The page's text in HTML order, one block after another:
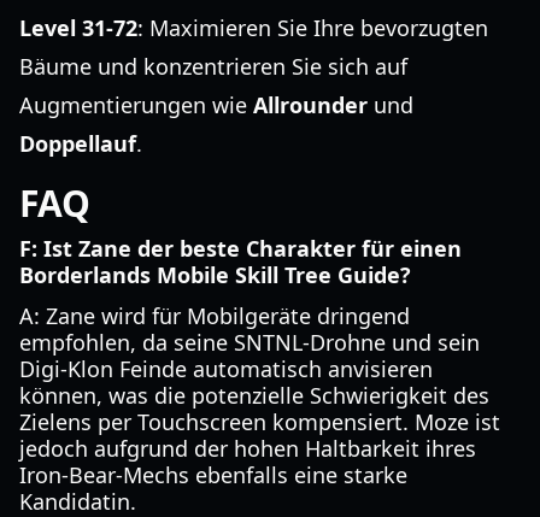
Level 31-72: Maximieren Sie Ihre bevorzugten
Bäume und konzentrieren Sie sich auf
Augmentierungen wie Allrounder und
Doppellauf.
FAQ
F: Ist Zane der beste Charakter für einen
Borderlands Mobile Skill Tree Guide?
A: Zane wird für Mobilgeräte dringend
empfohlen, da seine SNTNL-Drohne und sein
Digi-Klon Feinde automatisch anvisieren
können, was die potenzielle Schwierigkeit des
Zielens per Touchscreen kompensiert. Moze ist
jedoch aufgrund der hohen Haltbarkeit ihres
Iron-Bear-Mechs ebenfalls eine starke
Kandidatin.